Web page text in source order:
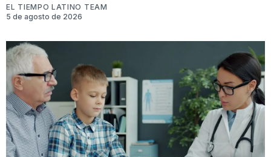
EL TIEMPO LATINO TEAM
5 de agosto de 2026